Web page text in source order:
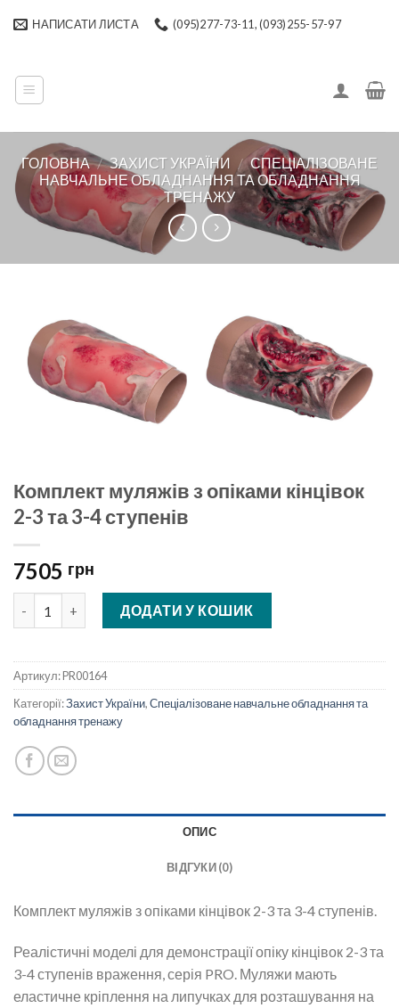
НАПИСАТИ ЛИСТА (095)277-73-11, (093)255-57-97
ГОЛОВНА / ЗАХИСТ УКРАЇНИ / СПЕЦІАЛІЗОВАНЕ
НАВЧАЛЬНЕ ОБЛАДНАННЯ ТА ОБЛАДНАННЯ
ТРЕНАЖУ
Комплект муляжів з опіками кінцівок
2-3 та 3-4 ступенів
7505 грн
Комплект муляжів з опіками кінцівок 2-3 та 3-4 ступенів
ДОДАТИ У КОШИК
Артикул:PR00164
Категорії:Захист України,Спеціалізоване навчальне обладнання та
обладнання тренажу
ОПИС
ВІДГУКИ (0)
Комплект муляжів з опіками кінцівок 2-3 та 3-4 ступенів.
Реалістичні моделі для демонстрації опіку кінцівок 2-3 та
3-4 ступенів враження, серія PRO. Муляжи мають
еластичне кріплення на липучках для розташування на